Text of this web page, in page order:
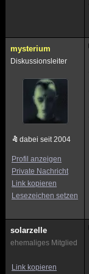
mysterium
Diskussionsleiter
dabei seit 2004
Profil anzeigen
Private Nachricht
Link kopieren
Lesezeichen setzen
solarzelle
ehemaliges Mitglied
Link kopieren